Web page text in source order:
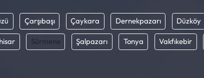
Çarşıbaşı Çaykara Dernekpazarı Düzköy
Sürmene Şalpazarı Tonya Vakfıkebir